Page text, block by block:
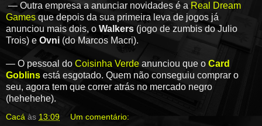
— Outra empresa a anunciar novidades é a Real Dream
Games que depois da sua primeira leva de jogos já
anunciou mais dois, o Walkers (jogo de zumbis do Julio
Trois) e Ovni (do Marcos Macri).
— O pessoal do Coisinha Verde anunciou que o Card
Goblins está esgotado. Quem não conseguiu comprar o
seu, agora tem que correr atrás no mercado negro
(hehehehe).
Cacá às 13:09 Um comentário: